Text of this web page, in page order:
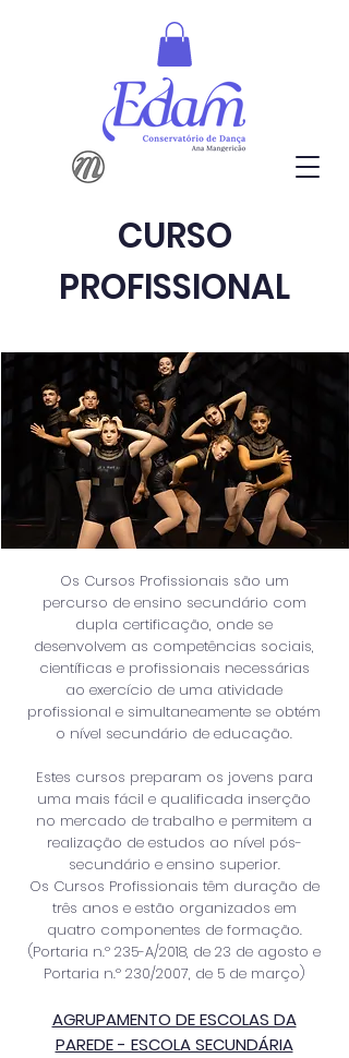
CURSO
PROFISSIONAL
Os Cursos Profissionais são um
percurso de ensino secundário com
dupla certificação, onde se
desenvolvem as competências sociais,
científicas e profissionais necessárias
ao exercício de uma atividade
profissional e simultaneamente se obtém
o nível secundário de educação.
Estes cursos preparam os jovens para
uma mais fácil e qualificada inserção
no mercado de trabalho e permitem a
realização de estudos ao nível pós-
secundário e ensino superior.
Os Cursos Profissionais têm duração de
três anos e estão organizados em
quatro componentes de formação.
(Portaria n.º 235-A/2018, de 23 de agosto e
Portaria n.º 230/2007, de 5 de março)
AGRUPAMENTO DE ESCOLAS DA
PAREDE - ESCOLA SECUNDÁRIA